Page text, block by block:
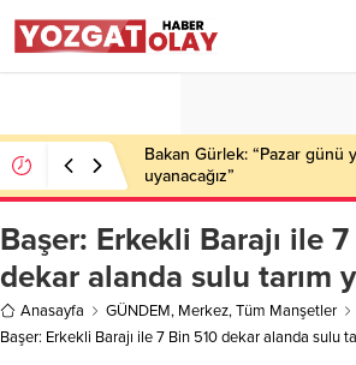
Bakan Gürlek: “Pazar günü
uyanacağız”
Başer: Erkekli Barajı ile
dekar alanda sulu tarım
Anasayfa GÜNDEM, Merkez,Tüm Manşetler
Başer: Erkekli Barajı ile 7 Bin 510 dekar alanda sulu